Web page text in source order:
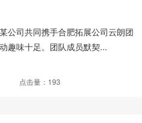
公司共同携手合肥拓展公司云朗团
趣味十足。团队成员默契...
点击量：193